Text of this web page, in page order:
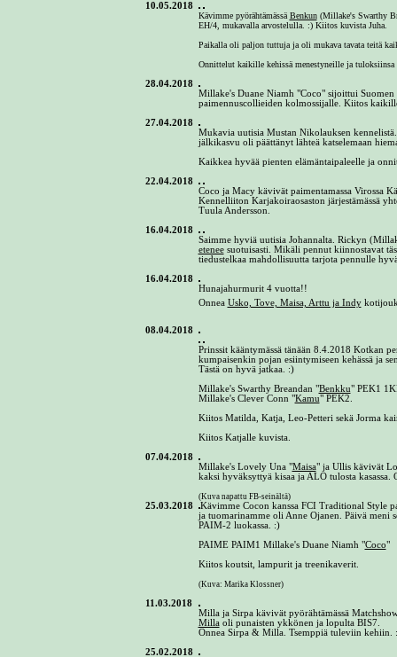
10.05.2018
Kävimme pyörähtämässä Benkun(Millake's Swarthy
EH/4, mukavalla arvostelulla. :) Kiitos kuvista Juha.
Paikalla oli paljon tuttuja ja oli mukava tavata teitä
Onnittelut kaikille kehissä menestyneille ja
28.04.2018
Millake's Duane Niamh "Coco" sijoittui
paimennuscollieiden kolmossijalle. Kiitos
27.04.2018
Mukavia uutisia Mustan Nikolauksen
jälkikasvu oli päättänyt lähteä katselemaan
Kaikkea hyvää pienten elämäntaipaleelle ja
22.04.2018
Coco ja Macy kävivät paimentamassa Virossa
Kennelliiton Karjakoiraosaston järjestämässä
Tuula Andersson.
16.04.2018
Saimme hyviä uutisia Johannalta. Rickyn
eteneesuotuisasti. Mikäli pennut kiinnostavat
tiedustelkaa mahdollisuutta tarjota pennulle
16.04.2018
Hunajahurmurit 4 vuotta!!
Onnea Usko, Tove, Maisa, Arttu ja Indy
08.04.2018
Prinssit kääntymässä tänään 8.4.2018 Kotkan
kumpaisenkin pojan esiintymiseen kehässä ja
Tästä on hyvä jatkaa. :)
Millake's Swarthy Breandan "Benkku" PEK1
Millake's Clever Conn "Kamu" PEK2.
Kiitos Matilda, Katja, Leo-Petteri sekä Jorma
Kiitos Katjalle kuvista.
07.04.2018
Millake's Lovely Una "Maisa" ja Ullis kävivät
kaksi hyväksyttyä kisaa ja ALO tulosta
(Kuva napattu FB-seinältä)
25.03.2018
Kävimme Cocon kanssa FCI Traditional Style
ja tuomarinamme oli Anne Ojanen. Päivä meni
PAIM-2 luokassa. :)
PAIME PAIM1 Millake's Duane Niamh "Coco"
Kiitos koutsit, lampurit ja treenikaverit.
(Kuva: Marika Klossner)
11.03.2018
Milla ja Sirpa kävivät pyörähtämässä
Millaoli punaisten ykkönen ja lopulta BIS7.
Onnea Sirpa & Milla. Tsemppiä tuleviin kehiin.
25.02.2018